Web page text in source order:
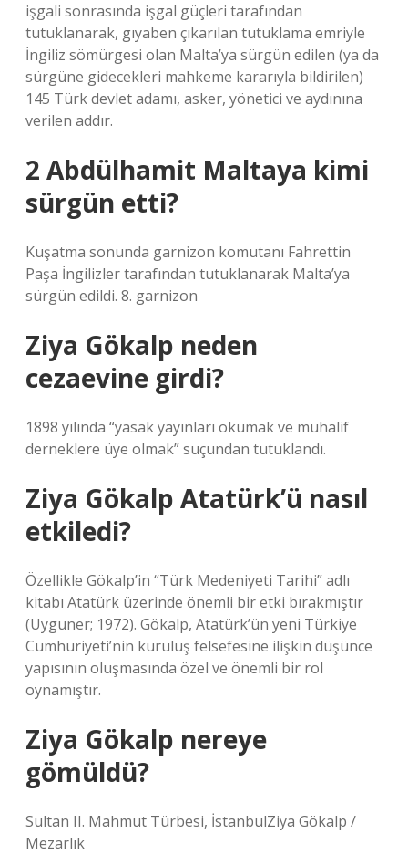
işgali sonrasında işgal güçleri tarafından
tutuklanarak, gıyaben çıkarılan tutuklama emriyle
İngiliz sömürgesi olan Malta’ya sürgün edilen (ya da
sürgüne gidecekleri mahkeme kararıyla bildirilen)
145 Türk devlet adamı, asker, yönetici ve aydınına
verilen addır.
2 Abdülhamit Maltaya kimi
sürgün etti?
Kuşatma sonunda garnizon komutanı Fahrettin
Paşa İngilizler tarafından tutuklanarak Malta’ya
sürgün edildi. 8. garnizon
Ziya Gökalp neden
cezaevine girdi?
1898 yılında “yasak yayınları okumak ve muhalif
derneklere üye olmak” suçundan tutuklandı.
Ziya Gökalp Atatürk’ü nasıl
etkiledi?
Özellikle Gökalp’in “Türk Medeniyeti Tarihi” adlı
kitabı Atatürk üzerinde önemli bir etki bırakmıştır
(Uyguner; 1972). Gökalp, Atatürk’ün yeni Türkiye
Cumhuriyeti’nin kuruluş felsefesine ilişkin düşünce
yapısının oluşmasında özel ve önemli bir rol
oynamıştır.
Ziya Gökalp nereye
gömüldü?
Sultan II. Mahmut Türbesi, İstanbulZiya Gökalp /
Mezarlık